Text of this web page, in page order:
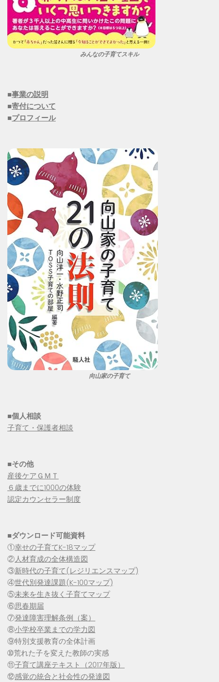
みんなの子育てスキル
■事業の説明
■寄付について
■プロフィール
向山家の子育て
■個人相談
子育て・保護者相談
■その他
産後ケアＧＭＴ
６歳までに1000の体験
認定カウンセラー制度
■ダウンロード可能資料
①幸せの子育てK-18マップ
②人材育成の全体構造図
③新時代の子育て(レジリエンスマップ)
④世代別発達課題(K-100マップ)
⑤未来を生き抜く子育てマップ
⑥思春期届
⑦発達障害理解条例（案）
⑧小学校卒業までの学力図
⑨特別支援教育の全体計画
➉荒れた子を変えた教師の実感
⑪子育て講座テキスト（2017年版）
⑫感覚の統合と社会性の発達図